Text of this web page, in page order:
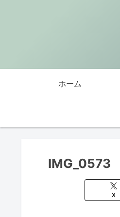
ホーム
IMG_0573
X